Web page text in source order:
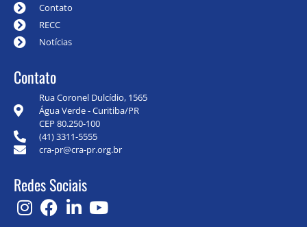
Contato
RECC
Notícias
Contato
Rua Coronel Dulcídio, 1565
Água Verde - Curitiba/PR
CEP 80.250-100
(41) 3311-5555
cra-pr@cra-pr.org.br
Redes Sociais